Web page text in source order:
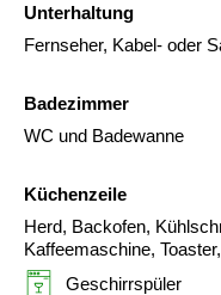
Unterhaltung
Fernseher, Kabel- oder
Badezimmer
WC und Badewanne
Küchenzeile
Herd, Backofen,
Kaffeemaschine,
Geschirrspüler